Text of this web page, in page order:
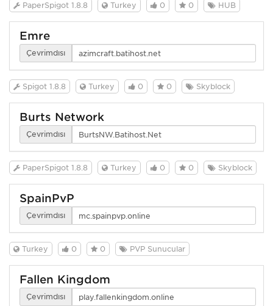
PaperSpigot 1.8.8 Turkey 0 0 HUB
Emre
Çevrimdışı
Spigot 1.8.8 Turkey 0 0 Skyblock
Burts Network
Çevrimdışı
PaperSpigot 1.8.8 Turkey 0 0 Skyblock
SpainPvP
Çevrimdışı
Turkey 0 0 PVP Sunucular
Fallen Kingdom
Çevrimdışı